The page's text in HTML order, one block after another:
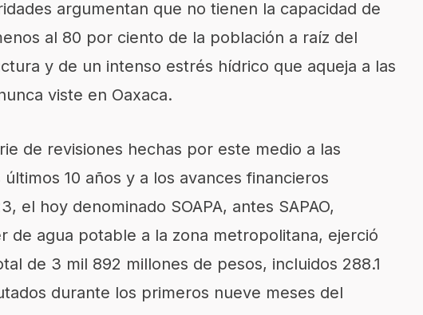
argumentan que no tienen la capacidad de
al 80 por ciento de la población a raíz del
y de un intenso estrés hídrico que aqueja a las
viste en Oaxaca.
de revisiones hechas por este medio a las
10 años y a los avances financieros
el hoy denominado SOAPA, antes SAPAO,
de agua potable a la zona metropolitana, ejerció
de 3 mil 892 millones de pesos, incluidos 288.1
durante los primeros nueve meses del